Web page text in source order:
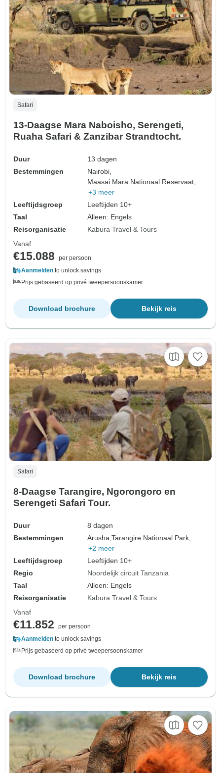
Safari
13-Daagse Mara Naboisho, Serengeti,
Ruaha Safari & Zanzibar Strandtocht.
Duur
13 dagen
Bestemmingen
Nairobi,
Maasai Mara Nationaal Reservaat,
+3 meer
Leeftijdsgroep
Leeftijden 10+
Taal
Alleen: Engels
Reisorganisatie
Kabura Travel & Tours
Vanaf
€15.088
per persoon
Aanmelden to unlock savings
Prijs gebaseerd op privé tweepersoonskamer
Bekijk reis
Download brochure
Safari
8-Daagse Tarangire, Ngorongoro en
Serengeti Safari Tour.
Duur
8 dagen
Bestemmingen
Arusha,Tarangire Nationaal Park,
+2 meer
Leeftijdsgroep
Leeftijden 10+
Regio
Noordelijk circuit Tanzania
Taal
Alleen: Engels
Reisorganisatie
Kabura Travel & Tours
Vanaf
€11.852
per persoon
Aanmelden to unlock savings
Prijs gebaseerd op privé tweepersoonskamer
Bekijk reis
Download brochure